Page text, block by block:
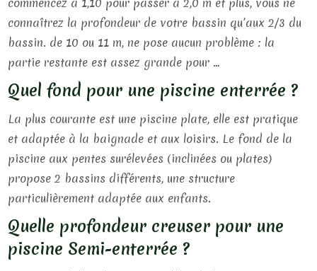
connaîtrez la profondeur de votre bassin qu’aux 2/3 du
bassin. de 10 ou 11 m, ne pose aucun problème : la
partie restante est assez grande pour …
Quel fond pour une piscine enterrée ?
La plus courante est une piscine plate, elle est pratique
et adaptée à la baignade et aux loisirs. Le fond de la
piscine aux pentes surélevées (inclinées ou plates)
propose 2 bassins différents, une structure
particulièrement adaptée aux enfants.
Quelle profondeur creuser pour une
piscine Semi-enterrée ?